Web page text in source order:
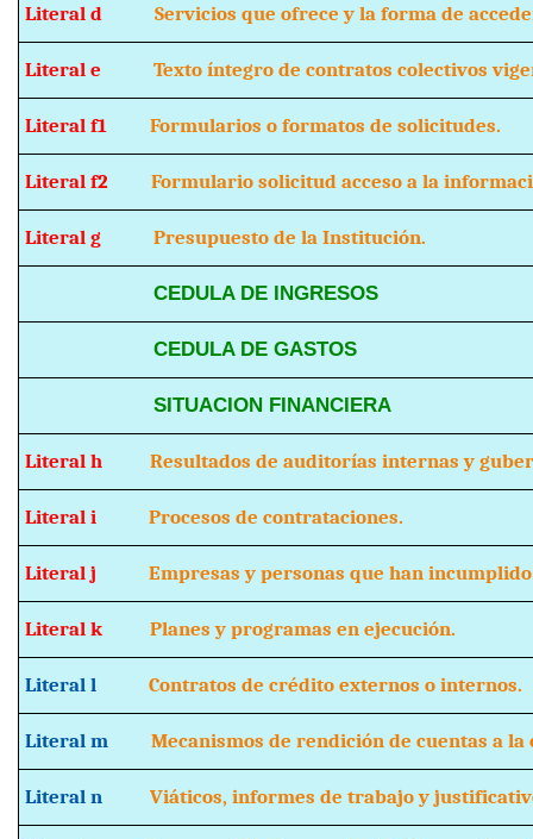
Literal dServicios que ofrece y la forma de
Literal e Texto íntegro de contratos colectivos
Literal f1 Formularios o formatos de solicitudes.
Literal f2 Formulario solicitud acceso a la
Literal g Presupuesto de la Institución.
CEDULA DE INGRESOS
CEDULA DE GASTOS
SITUACION FINANCIERA
Literal hResultados de auditorías internas y
Literal i Procesos de contrataciones.
Literal j Empresas y personas que han
Literal kPlanes y programas en ejecución.
Literal lContratos de crédito externos o internos.
Literal mMecanismos de rendición de cuentas a la
Literal nViáticos, informes de trabajo y